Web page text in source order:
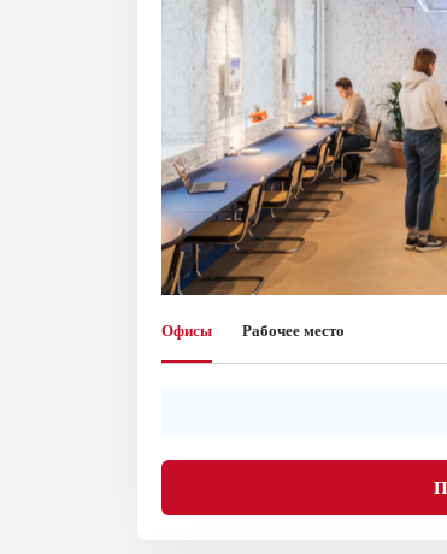
Офисы Рабочее место